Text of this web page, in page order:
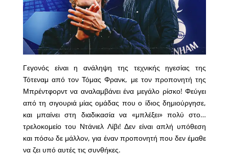
Γεγονός είναι η ανάληψη της τεχνικής ηγεσίας της
Τότεναμ από τον Τόμας Φρανκ, με τον προπονητή της
Μπρέντφορντ να αναλαμβάνει ένα μεγάλο ρίσκο! Φεύγει
από τη σιγουριά μίας ομάδας που ο ίδιος δημιούργησε,
και μπαίνει στη διαδικασία να «μπλέξει» πολύ στο…
τρελοκομείο του Ντάνιελ Λίβι! Δεν είναι απλή υπόθεση
και πόσω δε μάλλον, για έναν προπονητή που δεν έμαθε
να ζει υπό αυτές τις συνθήκες.